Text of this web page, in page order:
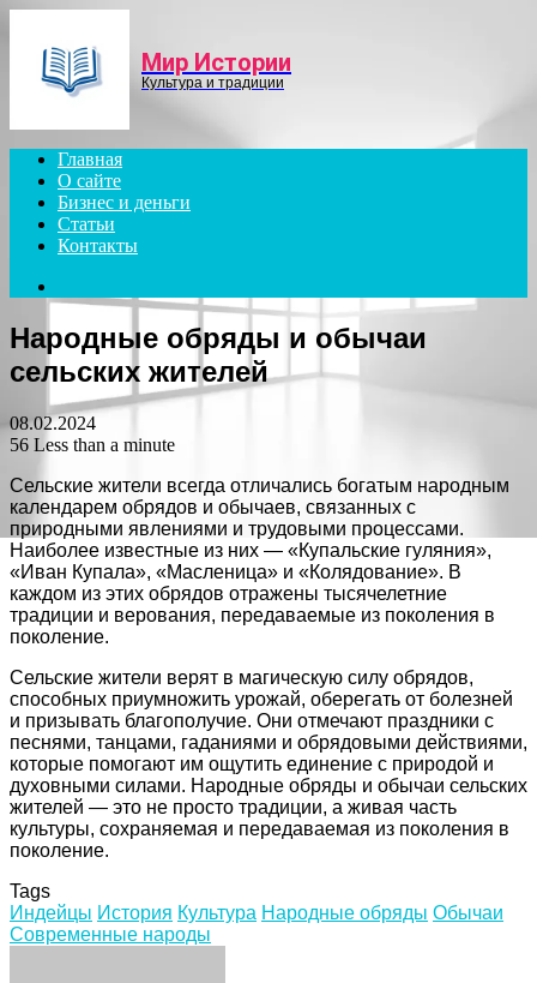
Мир Истории
Культура и традиции
Главная
О сайте
Бизнес и деньги
Статьи
Контакты
for
Народные обряды и обычаи
сельских жителей
08.02.2024
56 Less than a minute
Сельские жители всегда отличались богатым народным
календарем обрядов и обычаев, связанных с
природными явлениями и трудовыми процессами.
Наиболее известные из них — «Купальские гуляния»,
«Иван Купала», «Масленица» и «Колядование». В
каждом из этих обрядов отражены тысячелетние
традиции и верования, передаваемые из поколения в
поколение.
Сельские жители верят в магическую силу обрядов,
способных приумножить урожай, оберегать от болезней
и призывать благополучие. Они отмечают праздники с
песнями, танцами, гаданиями и обрядовыми действиями,
которые помогают им ощутить единение с природой и
духовными силами. Народные обряды и обычаи сельских
жителей — это не просто традиции, а живая часть
культуры, сохраняемая и передаваемая из поколения в
поколение.
Tags
Индейцы История Культура Народные обряды Обычаи
Современные народы